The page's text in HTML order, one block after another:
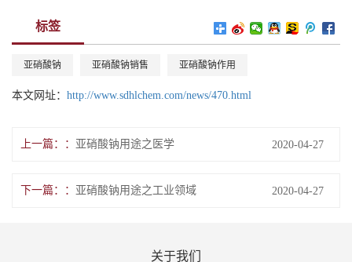
标签
亚硝酸钠 亚硝酸钠销售 亚硝酸钠作用
本文网址： http://www.sdhlchem.com/news/470.html
上一篇： 亚硝酸钠用途之医学 2020-04-27
下一篇： 亚硝酸钠用途之工业领域 2020-04-27
关于我们